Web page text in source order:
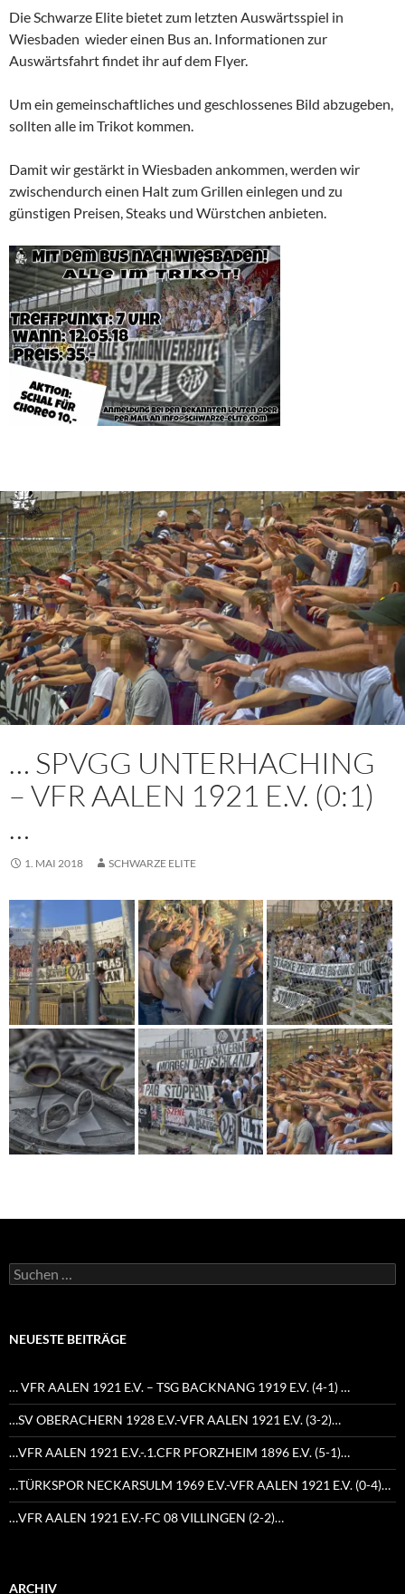
Die Schwarze Elite bietet zum letzten Auswärtsspiel in
Wiesbaden wieder einen Bus an. Informationen zur
Auswärtsfahrt findet ihr auf dem Flyer.
Um ein gemeinschaftliches und geschlossenes Bild abzugeben,
sollten alle im Trikot kommen.
Damit wir gestärkt in Wiesbaden ankommen, werden wir
zwischendurch einen Halt zum Grillen einlegen und zu
günstigen Preisen, Steaks und Würstchen anbieten.
… SPVGG UNTERHACHING
– VFR AALEN 1921 E.V. (0:1)
…
1. MAI 2018 SCHWARZE ELITE
Suchen
nach:
NEUESTE BEITRÄGE
… VFR AALEN 1921 E.V. – TSG BACKNANG 1919 E.V. (4-1) …
…SV OBERACHERN 1928 E.V.-VFR AALEN 1921 E.V. (3-2)…
…VFR AALEN 1921 E.V.-.1.CFR PFORZHEIM 1896 E.V. (5-1)…
…TÜRKSPOR NECKARSULM 1969 E.V.-VFR AALEN 1921 E.V. (0-4)…
…VFR AALEN 1921 E.V.-FC 08 VILLINGEN (2-2)…
ARCHIV